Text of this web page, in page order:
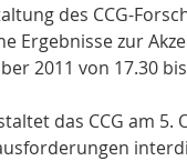
des CCG-
Ergebnisse zur
2011 von 17.30
das CCG am